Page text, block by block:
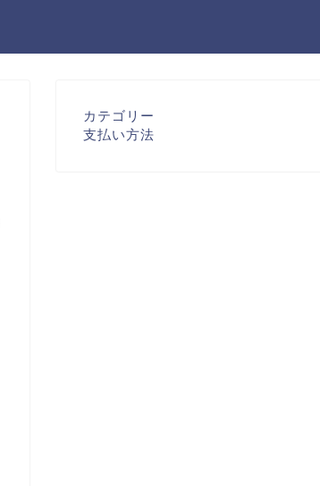
カテゴリー
支払い方法